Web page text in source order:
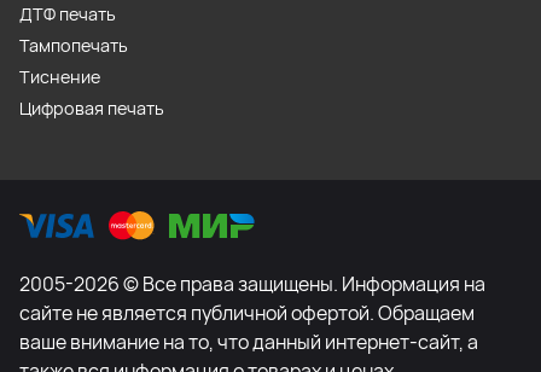
ДТФ печать
Тампопечать
Тиснение
Цифровая печать
2005-2026 © Все права защищены. Информация на
сайте не является публичной офертой. Обращаем
ваше внимание на то, что данный интернет-сайт, а